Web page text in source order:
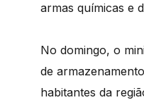
armas químicas e
No domingo, o
de
habitantes da